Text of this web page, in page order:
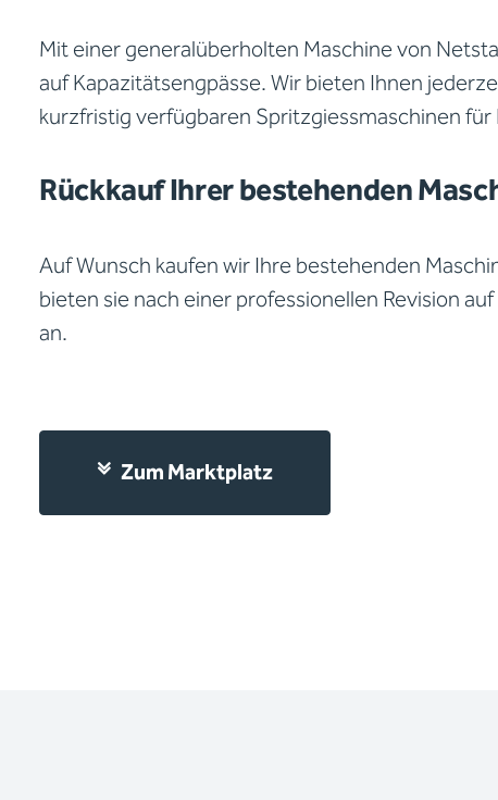
Mit einer generalüberholten Maschine von
auf Kapazitätsengpässe. Wir bieten Ihnen
kurzfristig verfügbaren Spritzgiessmaschinen für
Rückkauf Ihrer bestehenden
Auf Wunsch kaufen wir Ihre bestehenden
bieten sie nach einer professionellen Revision
an.
Zum Marktplatz